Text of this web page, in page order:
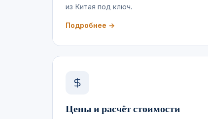
из Китая под ключ.
Подробнее →
Цены и расчёт стоимости